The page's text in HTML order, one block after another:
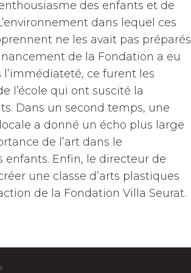
des enfants et de
dans lequel ces
ne les avait pas préparés
de la Fondation a eu
ce furent les
l’école qui ont suscité la
Dans un second temps, une
a donné un écho plus large
de l’art dans le
enfants. Enfin, le directeur de
une classe d’arts plastiques
de la Fondation Villa Seurat.